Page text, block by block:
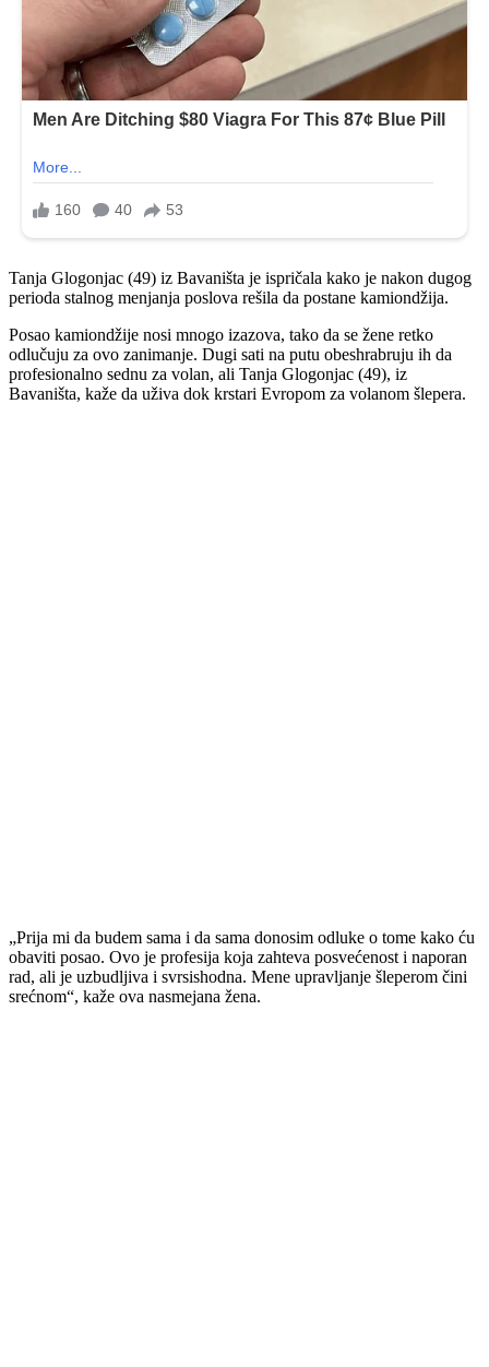
Tanja Glogonjac (49) iz Bavaništa je ispričala kako je nakon dugog
perioda stalnog menjanja poslova rešila da postane kamiondžija.
Posao kamiondžije nosi mnogo izazova, tako da se žene retko
odlučuju za ovo zanimanje. Dugi sati na putu obeshrabruju ih da
profesionalno sednu za volan, ali Tanja Glogonjac (49), iz
Bavaništa, kaže da uživa dok krstari Evropom za volanom šlepera.
„Prija mi da budem sama i da sama donosim odluke o tome kako ću
obaviti posao. Ovo je profesija koja zahteva posvećenost i naporan
rad, ali je uzbudljiva i svrsishodna. Mene upravljanje šleperom čini
srećnom“, kaže ova nasmejana žena.